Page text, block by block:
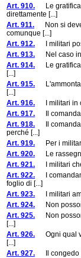
Art. 910. Le
direttamente [...]
Art. 911. Non si deve
comunque [...]
Art. 912. I militari
Art. 913. Nel caso in
Art. 914. Le
[...]
Art. 915.
[...]
Art. 916. I militari in
Art. 917. Il
Art. 918. Il
perché [...]
Art. 919. Per i militari
Art. 920. Le
Art. 921. I militari che
Art. 922. I
foglio di [...]
Art. 923. I militari
Art. 924. Non
Art. 925. Non
[...]
Art. 926. Ogni qual
[...]
Art. 927. Il congedo